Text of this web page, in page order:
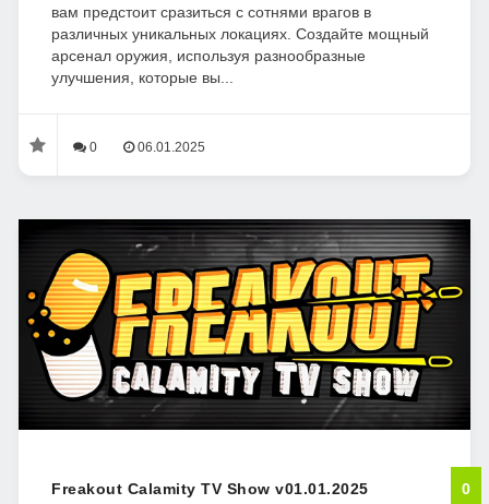
вам предстоит сразиться с сотнями врагов в
различных уникальных локациях. Создайте мощный
арсенал оружия, используя разнообразные
улучшения, которые вы...
0 06.01.2025
Freakout Calamity TV Show v01.01.2025 0